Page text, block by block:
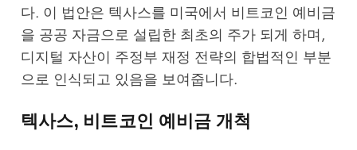
다. 이 법안은 텍사스를 미국에서 비트코인 예비금
을 공공 자금으로 설립한 최초의 주가 되게 하며,
디지털 자산이 주정부 재정 전략의 합법적인 부분
으로 인식되고 있음을 보여줍니다.
텍사스, 비트코인 예비금 개척